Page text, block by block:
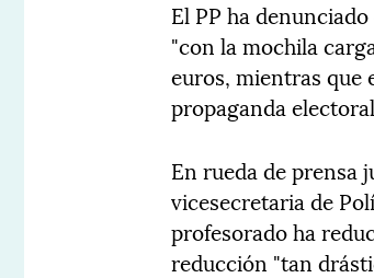
El PP ha
"con la mochila
euros, mientras que
propaganda
En rueda de prensa
vicesecretaria de
profesorado ha
reducción "tan